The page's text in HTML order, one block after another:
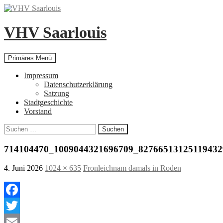
Zum
springen
VHV Saarlouis
Suchen
Primäres Menü
Impressum
Datenschutzerklärung
Satzung
Stadtgeschichte
Vorstand
Suchen
nach:
4. Juni 2026 1024 × 635 Fronleichnam damals in Roden
Facebook